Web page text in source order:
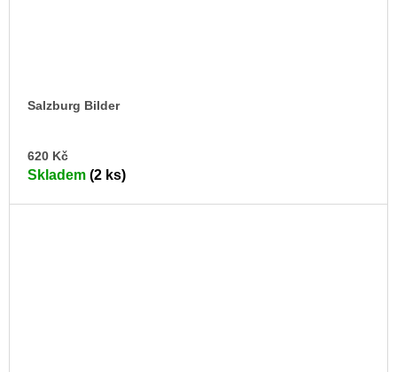
Salzburg Bilder
620 Kč
Skladem (2 ks)